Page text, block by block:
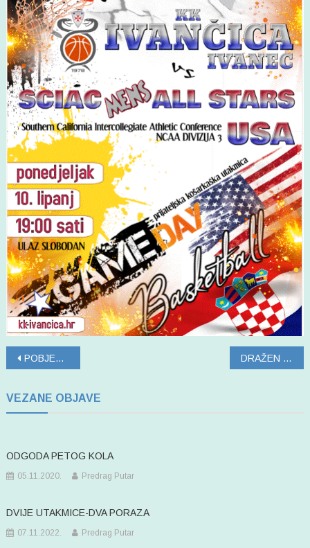
Navigacija
POBJEDA RADNIKA U IVANCU DRAŽEN PETROVIĆ
VEZANE OBJAVE
ODGODA PETOG KOLA
05.11.2020. Predrag Putar
DVIJE UTAKMICE-DVA PORAZA
07.11.2022. Predrag Putar